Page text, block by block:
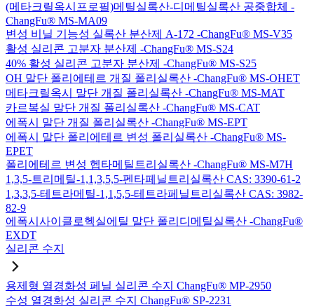
(메타크릴옥시프로필)메틸실록산-디메틸실록산 공중합체 -
ChangFu® MS-MA09
변성 비닐 기능성 실록산 분산제 A-172 -ChangFu® MS-V35
활성 실리콘 고분자 분산제 -ChangFu® MS-S24
40% 활성 실리콘 고분자 분산제 -ChangFu® MS-S25
OH 말단 폴리에테르 개질 폴리실록산 -ChangFu® MS-OHET
메타크릴옥시 말단 개질 폴리실록산 -ChangFu® MS-MAT
카르복실 말단 개질 폴리실록산 -ChangFu® MS-CAT
에폭시 말단 개질 폴리실록산 -ChangFu® MS-EPT
에폭시 말단 폴리에테르 변성 폴리실록산 -ChangFu® MS-
EPET
폴리에테르 변성 헵타메틸트리실록산 -ChangFu® MS-M7H
1,3,5-트리메틸-1,1,3,5,5-펜타페닐트리실록산 CAS: 3390-61-2
1,3,3,5-테트라메틸-1,1,5,5-테트라페닐트리실록산 CAS: 3982-
82-9
에폭시사이클로헥실에틸 말단 폴리디메틸실록산 -ChangFu®
EXDT
실리콘 수지
용제형 열경화성 페닐 실리콘 수지 ChangFu® MP-2950
수성 열경화성 실리콘 수지 ChangFu® SP-2231